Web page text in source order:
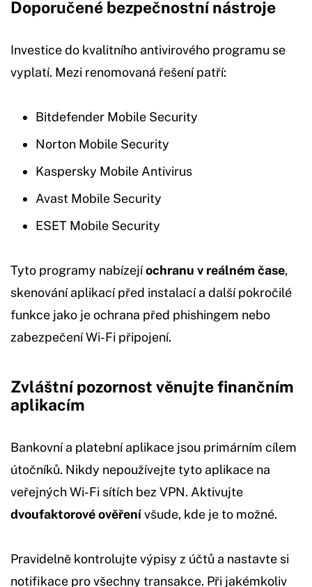
Doporučené bezpečnostní nástroje
Investice do kvalitního antivirového programu se
vyplatí. Mezi renomovaná řešení patří:
Bitdefender Mobile Security
Norton Mobile Security
Kaspersky Mobile Antivirus
Avast Mobile Security
ESET Mobile Security
Tyto programy nabízejíochranu v reálném čase,
skenování aplikací před instalací a další pokročilé
funkce jako je ochrana před phishingem nebo
zabezpečení Wi-Fi připojení.
Zvláštní pozornost věnujte finančním
aplikacím
Bankovní a platební aplikace jsou primárním cílem
útočníků. Nikdy nepoužívejte tyto aplikace na
veřejných Wi-Fi sítích bez VPN. Aktivujte
dvoufaktorové ověřenívšude, kde je to možné.
Pravidelně kontrolujte výpisy z účtů a nastavte si
notifikace pro všechny transakce. Při jakémkoliv